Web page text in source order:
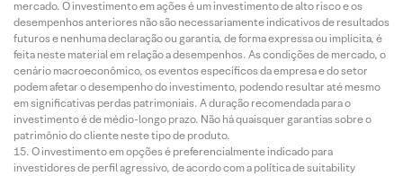
mercado. O investimento em ações é um investimento de alto risco e os
desempenhos anteriores não são necessariamente indicativos de resultados
futuros e nenhuma declaração ou garantia, de forma expressa ou implícita, é
feita neste material em relação a desempenhos. As condições de mercado, o
cenário macroeconômico, os eventos específicos da empresa e do setor
podem afetar o desempenho do investimento, podendo resultar até mesmo
em significativas perdas patrimoniais. A duração recomendada para o
investimento é de médio-longo prazo. Não há quaisquer garantias sobre o
patrimônio do cliente neste tipo de produto.
O investimento em opções é preferencialmente indicado para
investidores de perfil agressivo, de acordo com a política de suitability